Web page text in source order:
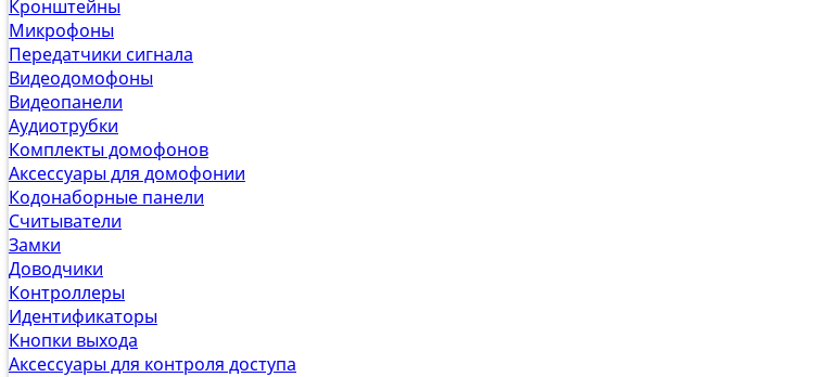
Кронштейны
Микрофоны
Передатчики сигнала
Видеодомофоны
Видеопанели
Аудиотрубки
Комплекты домофонов
Аксессуары для домофонии
Кодонаборные панели
Считыватели
Замки
Доводчики
Контроллеры
Идентификаторы
Кнопки выхода
Аксессуары для контроля доступа